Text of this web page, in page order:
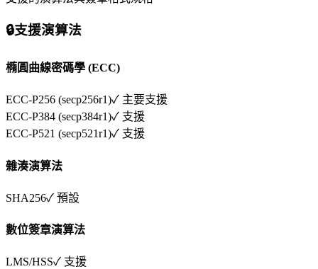
🔒支援演算法
橢圓曲線密碼學 (ECC)
ECC-P256 (secp256r1)✓ 主要支援
ECC-P384 (secp384r1)✓ 支援
ECC-P521 (secp521r1)✓ 支援
雜湊演算法
SHA256✓ 預設
數位簽章演算法
LMS/HSS✓ 支援